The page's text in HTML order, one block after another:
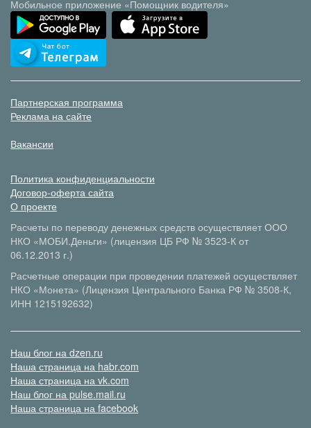
Мобильное приложение «Помощник водителя»
Партнерская программа
Реклама на сайте
Вакансии
Политика конфиденциальности
Договор-оферта сайта
О проекте
Расчеты по переводу денежных средств осуществляет ООО
НКО «МОБИ.Деньги» (лицензия ЦБ РФ № 3523-К от
06.12.2013 г.)
Расчетные операции при проведении платежей осуществляет
НКО «Монета» (Лицензия Центрального Банка РФ № 3508-К,
ИНН 1215192632)
Наш блог на dzen.ru
Наша страница на habr.com
Наша страница на vk.com
Наш блог на pulse.mail.ru
Наша страница на facebook